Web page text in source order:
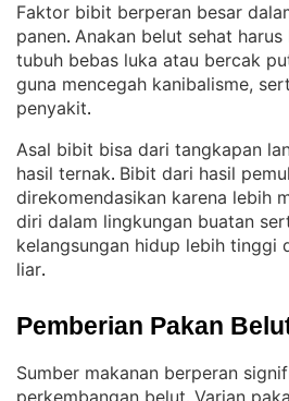
Faktor bibit berperan besar
panen. Anakan belut sehat
tubuh bebas luka atau bercak
guna mencegah kanibalisme,
penyakit.
Asal bibit bisa dari tangkapan
hasil ternak. Bibit dari hasil
direkomendasikan karena lebih
diri dalam lingkungan buatan
kelangsungan hidup lebih tinggi
liar.
Pemberian Pakan
Sumber makanan berperan
perkembangan belut Varian